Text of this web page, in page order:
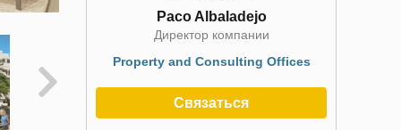
Paco Albaladejo
Директор компании
Property and Consulting Offices
Связаться